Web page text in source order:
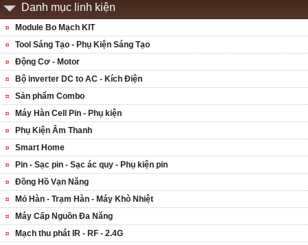
Danh mục linh kiện
Module Bo Mạch KIT
Tool Sáng Tạo - Phụ Kiện Sáng Tạo
Động Cơ - Motor
Bộ inverter DC to AC - Kích Điện
Sản phẩm Combo
Máy Hàn Cell Pin - Phụ kiện
Phụ Kiện Âm Thanh
Smart Home
Pin - Sạc pin - Sạc ác quy - Phụ kiện pin
Đồng Hồ Vạn Năng
Mỏ Hàn - Trạm Hàn - Máy Khò Nhiệt
Máy Cấp Nguồn Đa Năng
Mạch thu phát IR - RF - 2.4G